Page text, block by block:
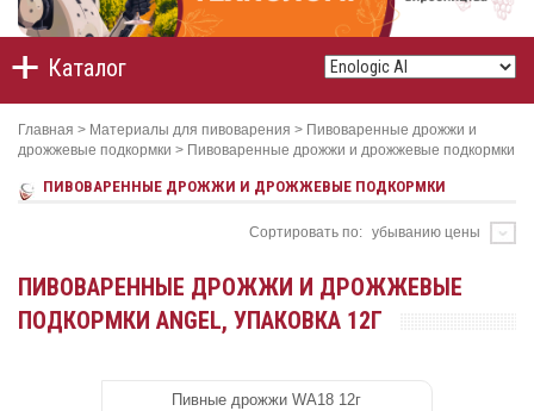
Каталог
Главная > Материалы для пивоварения > Пивоваренные дрожжи и
дрожжевые подкормки > Пивоваренные дрожжи и дрожжевые подкормки
ПИВОВАРЕННЫЕ ДРОЖЖИ И ДРОЖЖЕВЫЕ ПОДКОРМКИ
Сортировать по: убыванию цены
ПИВОВАРЕННЫЕ ДРОЖЖИ И ДРОЖЖЕВЫЕ
ПОДКОРМКИ ANGEL, УПАКОВКА 12Г
Пивные дрожжи WA18 12г